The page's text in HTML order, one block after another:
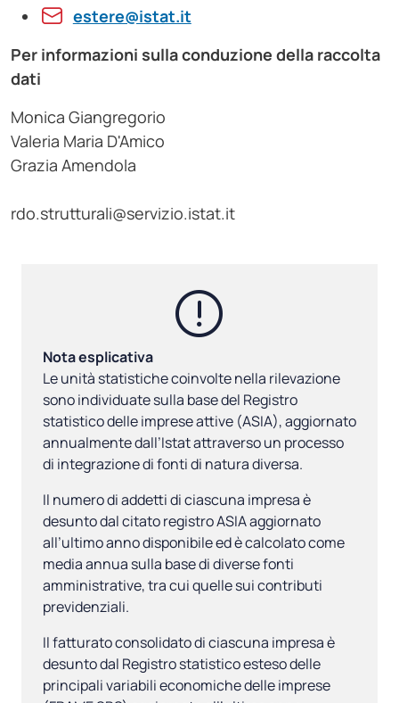
estere@istat.it
Per informazioni sulla conduzione della raccolta
dati
Monica Giangregorio
Valeria Maria D'Amico
Grazia Amendola
rdo.strutturali@servizio.istat.it
Nota esplicativa
Le unità statistiche coinvolte nella rilevazione
sono individuate sulla base del Registro
statistico delle imprese attive (ASIA), aggiornato
annualmente dall’Istat attraverso un processo
di integrazione di fonti di natura diversa.
Il numero di addetti di ciascuna impresa è
desunto dal citato registro ASIA aggiornato
all’ultimo anno disponibile ed è calcolato come
media annua sulla base di diverse fonti
amministrative, tra cui quelle sui contributi
previdenziali.
Il fatturato consolidato di ciascuna impresa è
desunto dal Registro statistico esteso delle
principali variabili economiche delle imprese